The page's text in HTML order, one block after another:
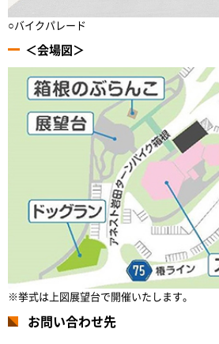
○バイクパレード
＜会場図＞
※挙式は上図展望台で開催いたします。
お問い合わせ先